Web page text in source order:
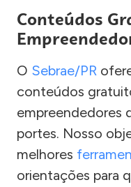
Conteúdos
O Sebrae/PR
conteúdos
empreendedores
portes. Nosso
melhores
orientações para